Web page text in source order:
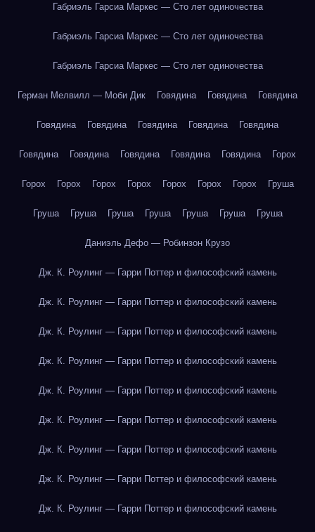
Габриэль Гарсиа Маркес — Сто лет одиночества
Габриэль Гарсиа Маркес — Сто лет одиночества
Габриэль Гарсиа Маркес — Сто лет одиночества
Герман Мелвилл — Моби Дик Говядина Говядина Говядина
Говядина Говядина Говядина Говядина Говядина
Говядина Говядина Говядина Говядина Говядина Горох
Горох Горох Горох Горох Горох Горох Горох Груша
Груша Груша Груша Груша Груша Груша Груша
Даниэль Дефо — Робинзон Крузо
Дж. К. Роулинг — Гарри Поттер и философский камень
Дж. К. Роулинг — Гарри Поттер и философский камень
Дж. К. Роулинг — Гарри Поттер и философский камень
Дж. К. Роулинг — Гарри Поттер и философский камень
Дж. К. Роулинг — Гарри Поттер и философский камень
Дж. К. Роулинг — Гарри Поттер и философский камень
Дж. К. Роулинг — Гарри Поттер и философский камень
Дж. К. Роулинг — Гарри Поттер и философский камень
Дж. К. Роулинг — Гарри Поттер и философский камень